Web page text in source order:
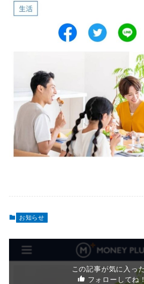
お知らせ
この記事が気に入っ
フォローしてね